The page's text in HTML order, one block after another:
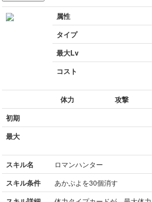
属性
タイプ
最大Lv
コスト
体力 攻撃
初期
最大
スキル名
ロマンハンター
スキル条件
あかぷよを30個消す